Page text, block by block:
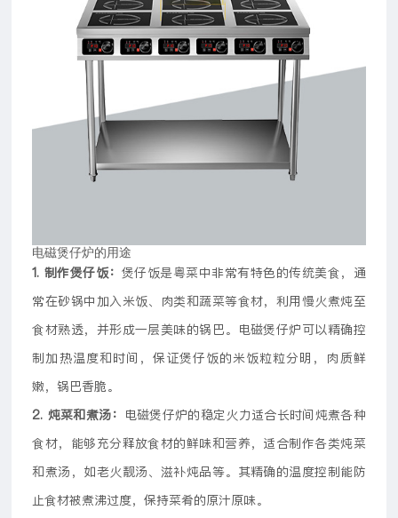
电磁煲仔炉的用途
1. 制作煲仔饭： 煲仔饭是粤菜中非常有特色的传统美食，通
常在砂锅中加入米饭、肉类和蔬菜等食材，利用慢火煮炖至
食材熟透，并形成一层美味的锅巴。电磁煲仔炉可以精确控
制加热温度和时间，保证煲仔饭的米饭粒粒分明，肉质鲜
嫩，锅巴香脆。
2. 炖菜和煮汤： 电磁煲仔炉的稳定火力适合长时间炖煮各种
食材，能够充分释放食材的鲜味和营养，适合制作各类炖菜
和煮汤，如老火靓汤、滋补炖品等。其精确的温度控制能防
止食材被煮沸过度，保持菜肴的原汁原味。